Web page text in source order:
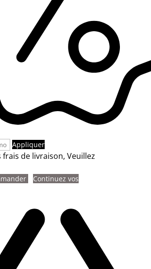
Appliquer
de livraison, Veuillez
Continuez vos